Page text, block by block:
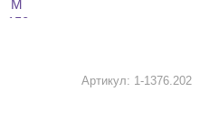
Артикул: 1-1376.202